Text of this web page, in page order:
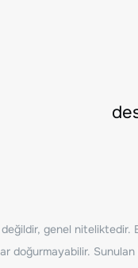
değildir, genel
doğurmayabilir.